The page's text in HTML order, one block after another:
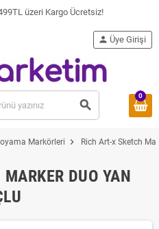
üzeri Kargo Ücretsiz!
search
person Üye Girişi
0
Markörleri chevron_right Rich Art-x Sketch
DUO YAN